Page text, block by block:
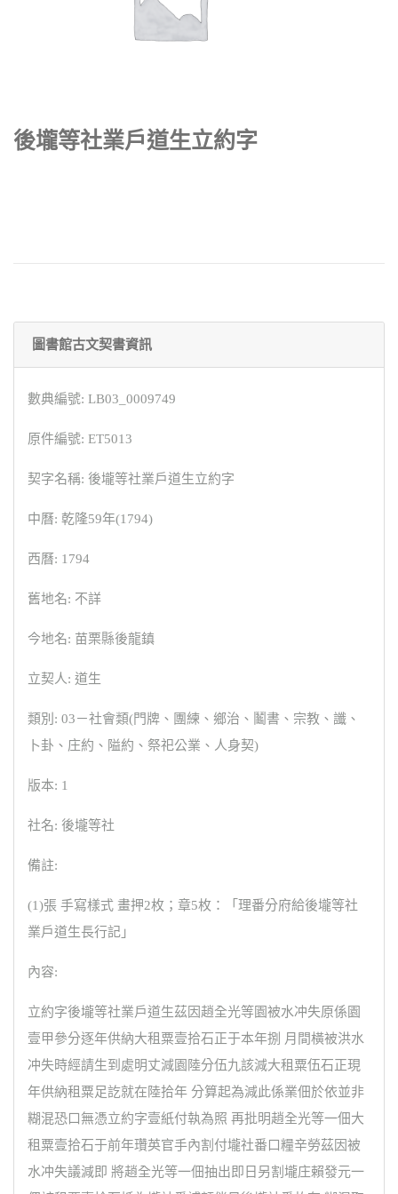
後壠等社業戶道生立約字
圖書館古文契書資訊
數典編號: LB03_0009749
原件編號: ET5013
契字名稱: 後壠等社業戶道生立約字
中曆: 乾隆59年(1794)
西曆: 1794
舊地名: 不詳
今地名: 苗栗縣後龍鎮
立契人: 道生
類別: 03－社會類(門牌、團練、鄉治、鬮書、宗教、讖、
卜卦、庄約、隘約、祭祀公業、人身契)
版本: 1
社名: 後壠等社
備註:
(1)張 手寫樣式 畫押2枚；章5枚：「理番分府給後壠等社
業戶道生長行記」
內容:
立約字後壠等社業戶道生茲因趙全光等園被水冲失原係園
壹甲參分逐年供納大租粟壹拾石正于本年捌 月間橫被洪水
冲失時經請生到處明丈減園陸分伍九該減大租粟伍石正現
年供納租粟足訖就在陸拾年 分算起為減此係業佃於依並非
糊混恐口無憑立約字壹紙付執為照 再批明趙全光等一佃大
租粟壹拾石于前年瓚英官手內割付壠社番口糧辛勞茲因被
水冲失議減即 將趙全光等一佃抽出即日另割壠庄賴發元一